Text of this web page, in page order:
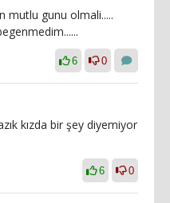
mutlu gunu olmali.....
6 0
kızda bir şey diyemiyor
6 0